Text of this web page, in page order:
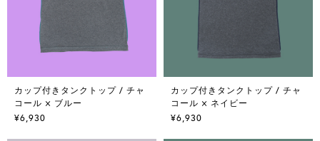
カップ付きタンクトップ / チャ
コール × ブルー
¥6,930
カップ付きタンクトップ / チャ
コール × ネイビー
¥6,930